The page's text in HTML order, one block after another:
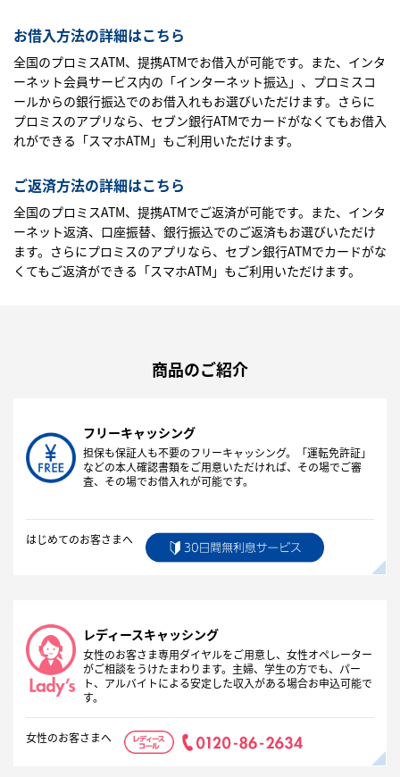
お借入方法の詳細はこちら
全国のプロミスATM、提携ATMでお借入が可能です。また、インタ
ーネット会員サービス内の「インターネット振込」、プロミスコ
ールからの銀行振込でのお借入れもお選びいただけます。さらに
プロミスのアプリなら、セブン銀行ATMでカードがなくてもお借入
れができる「スマホATM」もご利用いただけます。
ご返済方法の詳細はこちら
全国のプロミスATM、提携ATMでご返済が可能です。また、インタ
ーネット返済、口座振替、銀行振込でのご返済もお選びいただけ
ます。さらにプロミスのアプリなら、セブン銀行ATMでカードがな
くてもご返済ができる「スマホATM」もご利用いただけます。
商品のご紹介
フリーキャッシング
担保も保証人も不要のフリーキャッシング。「運転免許証」
などの本人確認書類をご用意いただければ、その場でご審
査、その場でお借入れが可能です。
はじめてのお客さまへ
レディースキャッシング
女性のお客さま専用ダイヤルをご用意し、女性オペレーター
がご相談をうけたまわります。主婦、学生の方でも、パー
ト、アルバイトによる安定した収入がある場合お申込可能で
す。
女性のお客さまへ